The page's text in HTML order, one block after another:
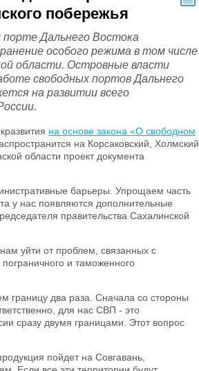
побережья
Дальнего Востока
особого режима в том числе
области. Островные власти
свободных портов Дальнего
на развитии всего
на основе закона «О свободном
на Корсаковский, Холмский
области проект документа
барьеры. Упрощаем часть
у нас появляются дополнительные
правительства Сахалинской
уйти от проблем, связанных с
и таможенного
границу два раза. Сначала со стороны
для нас СВП - это
сразу двумя границами. Этот вопрос
пойдет на Совгавань,